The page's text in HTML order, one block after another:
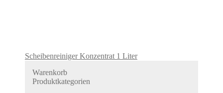
Scheibenreiniger Konzentrat 1 Liter
Warenkorb
Produktkategorien